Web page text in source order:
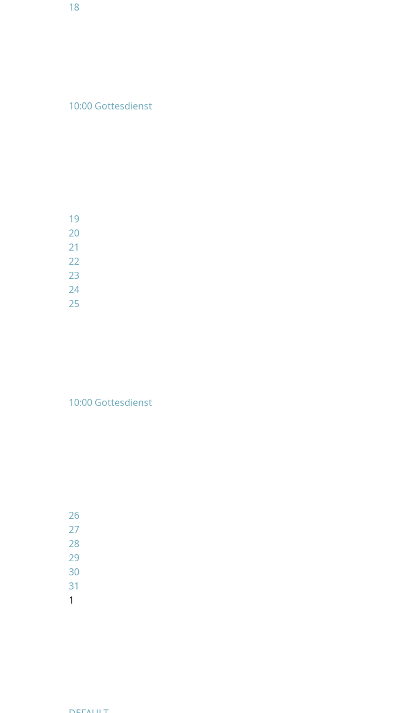
18
10:00 Gottesdienst
19
20
21
22
23
24
25
10:00 Gottesdienst
26
27
28
29
30
31
1